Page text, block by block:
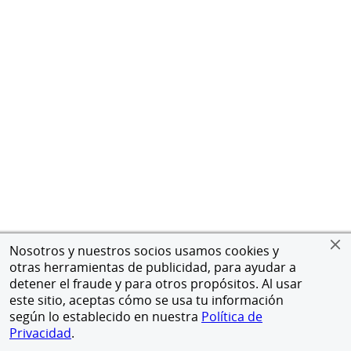
Nosotros y nuestros socios usamos cookies y
otras herramientas de publicidad, para ayudar a
detener el fraude y para otros propósitos. Al usar
este sitio, aceptas cómo se usa tu información
según lo establecido en nuestra Política de
Privacidad.